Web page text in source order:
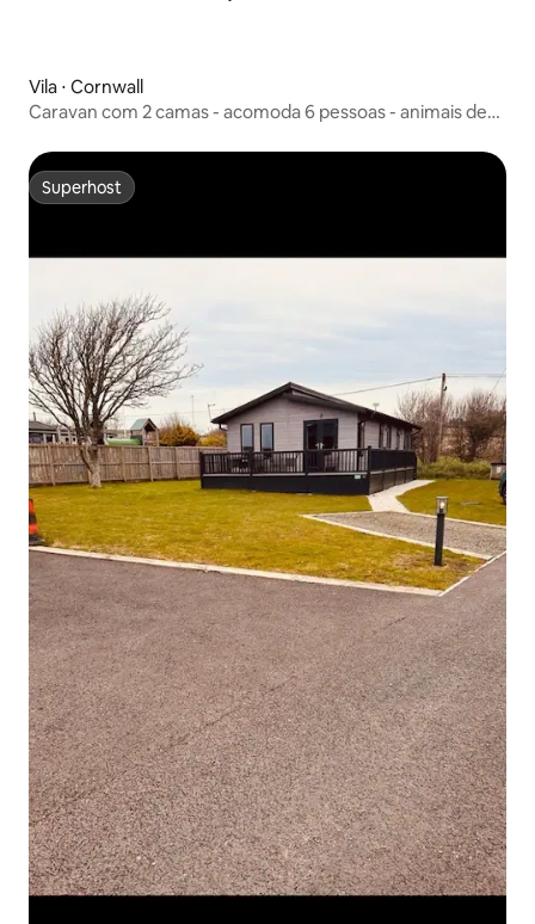
Vila ⋅ Cornwall
Caravan com 2 camas - acomoda 6 pessoas - animais de
Superhost
Superhost